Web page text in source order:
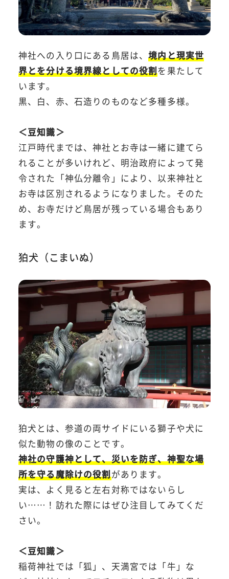
神社への入り口にある鳥居は、境内と現実世
界とを分ける境界線としての役割を果たして
います。
黒、白、赤、石造りのものなど多種多様。
＜豆知識＞
江戸時代までは、神社とお寺は一緒に建てら
れることが多いけれど、明治政府によって発
令された「神仏分離令」により、以来神社と
お寺は区別されるようになりました。そのた
め、お寺だけど鳥居が残っている場合もあり
ます。
狛犬（こまいぬ）
狛犬とは、参道の両サイドにいる獅子や犬に
似た動物の像のことです。
神社の守護神として、災いを防ぎ、神聖な場
所を守る魔除けの役割があります。
実は、よく見ると左右対称ではないらし
い……！訪れた際にはぜひ注目してみてくだ
さい。
＜豆知識＞
稲荷神社では「狐」、天満宮では「牛」な